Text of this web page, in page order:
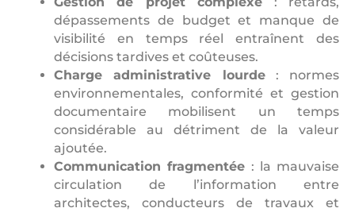
dépassements de budget et manque de
visibilité en temps réel entraînent des
décisions tardives et coûteuses.
Charge administrative lourde: normes
environnementales, conformité et gestion
documentaire mobilisent un temps
considérable au détriment de la valeur
ajoutée.
Communication fragmentée : la mauvaise
circulation de l’information entre
architectes, conducteurs de travaux et